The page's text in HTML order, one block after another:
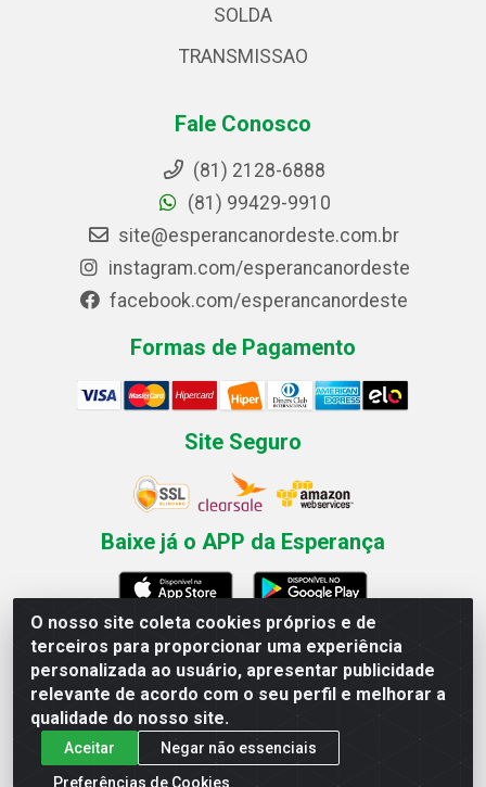
O nosso site coleta cookies próprios e de
terceiros para proporcionar uma experiência
personalizada ao usuário, apresentar publicidade
relevante de acordo com o seu perfil e melhorar a
qualidade do nosso site.
Aceitar
Negar não essenciais
Preferências de Cookies
SOLDA
TRANSMISSAO
Fale Conosco
(81) 2128-6888
(81) 99429-9910
site@esperancanordeste.com.br
instagram.com/esperancanordeste
facebook.com/esperancanordeste
Formas de Pagamento
Site Seguro
Baixe já o APP da Esperança
Esperança Nordeste - Rua Professor Caldas Filho, 291 -
Estância - Recife / PE CEP: 50771-335 - CNPJ
03.666.136/0001-23